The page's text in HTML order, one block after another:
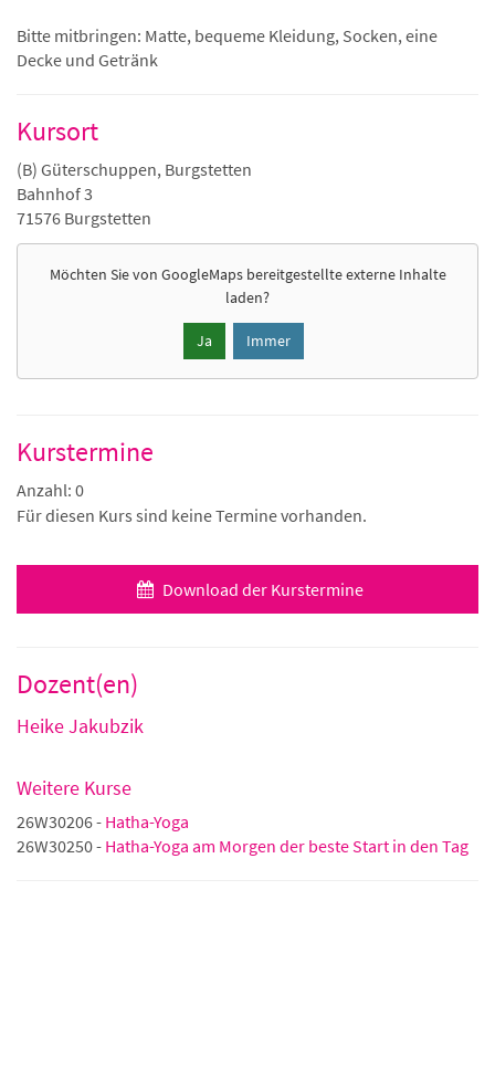
Bitte mitbringen: Matte, bequeme Kleidung, Socken, eine
Decke und Getränk
Kursort
(B) Güterschuppen, Burgstetten
Bahnhof 3
71576 Burgstetten
Möchten Sie von GoogleMapsbereitgestellte externe Inhalte
laden?
Ja Immer
Kurstermine
Anzahl: 0
Für diesen Kurs sind keine Termine vorhanden.
Download der Kurstermine
Dozent(en)
Heike Jakubzik
Weitere Kurse
26W30206 - Hatha-Yoga
26W30250 - Hatha-Yoga am Morgen der beste Start in den Tag